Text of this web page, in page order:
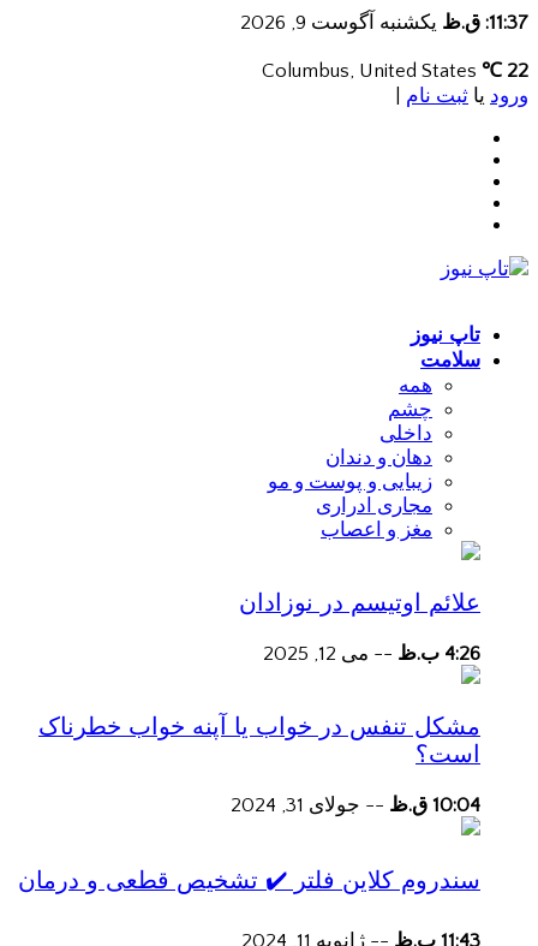
11:37: ق.ظ یکشنبه آگوست 9, 2026
22 ℃
ورود یا ثبت نام
تاپ نیوز
سلامت
همه
چشم
داخلی
دهان و دندان
زیبایی و پوست و مو
مجاری ادراری
مغز و اعصاب
علائم اوتیسم در نوزادان
4:26 ب.ظ -- می 12, 2025
مشکل تنفس در خواب یا آپنه خواب خطرناک
است؟
10:04 ق.ظ -- جولای 31, 2024
سندروم کلاین فلتر ✔️ تشخیص قطعی و درمان
11:43 ب.ظ -- ژانویه 11, 2024